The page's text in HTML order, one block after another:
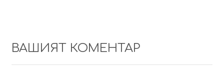
ВАШИЯТ КОМЕНТАР